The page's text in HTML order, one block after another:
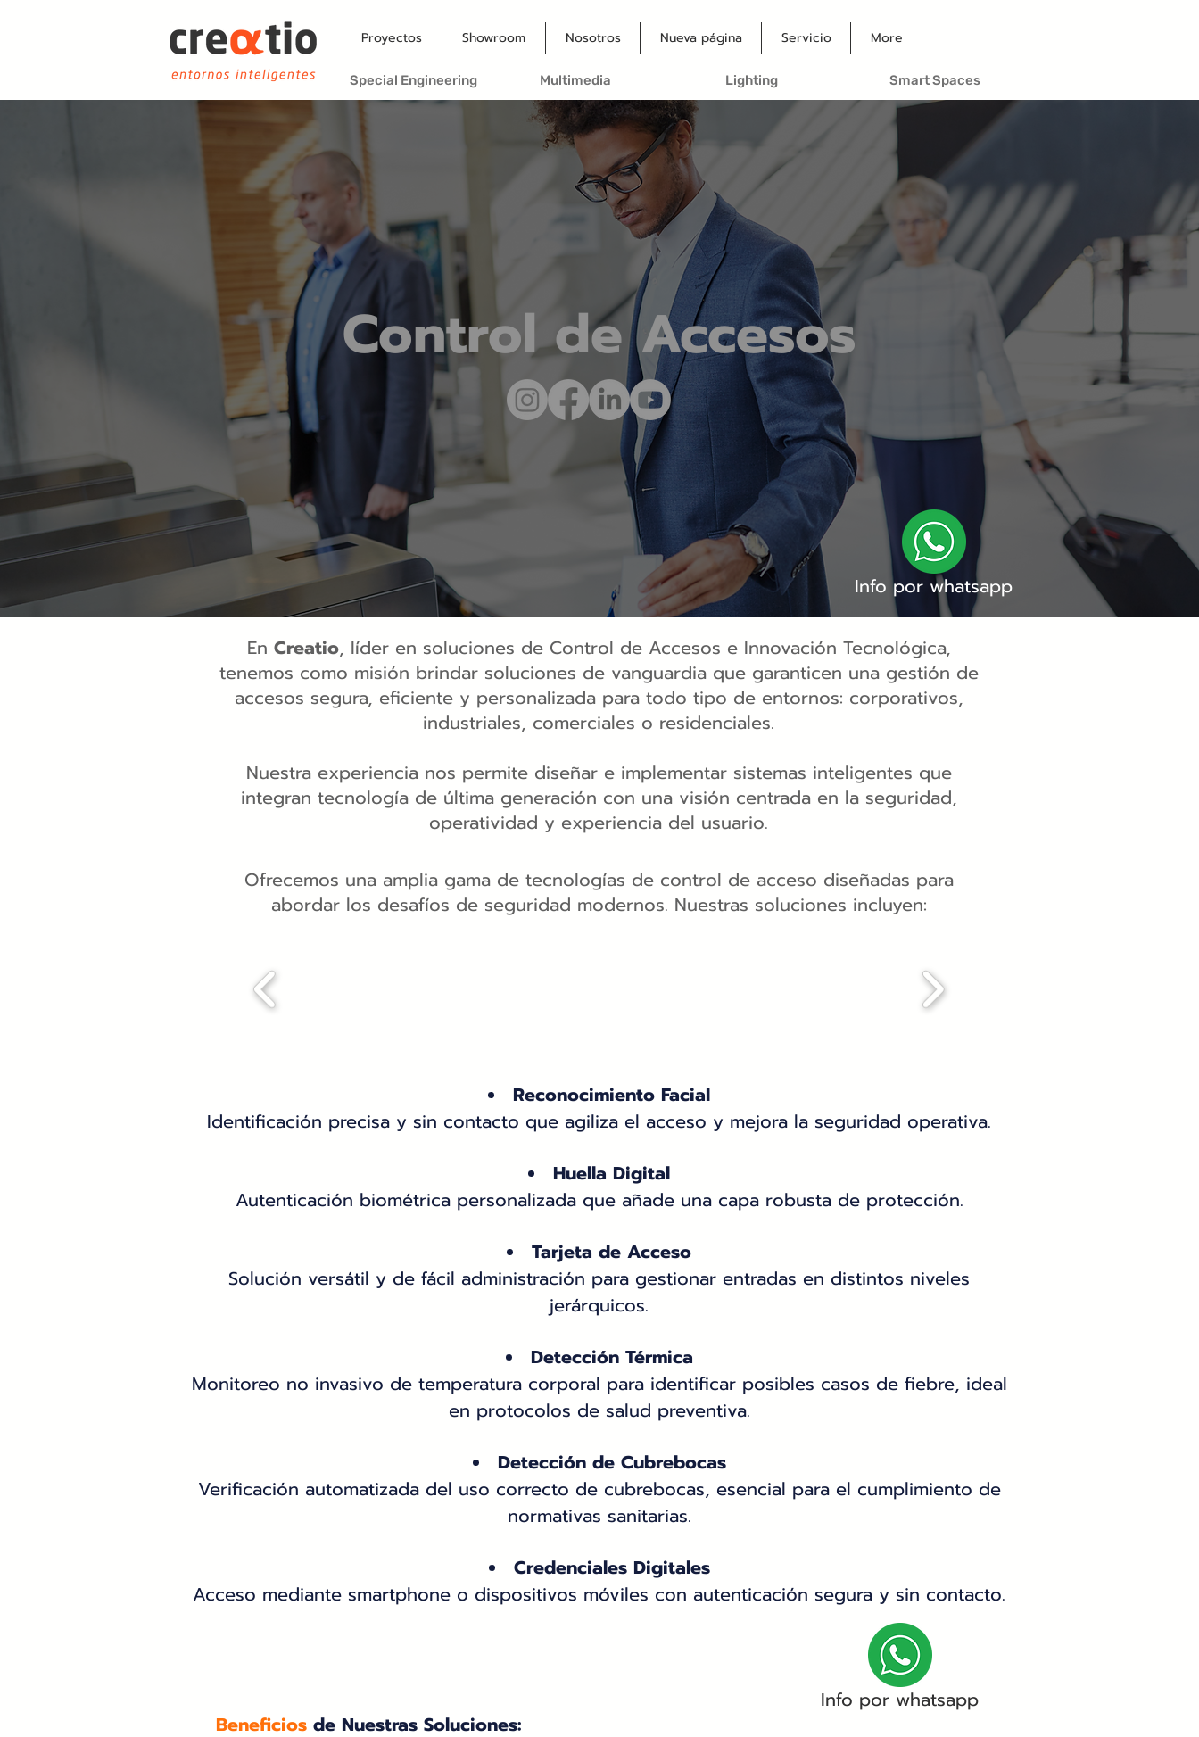
Proyectos Showroom Nosotros Nueva página Servicio More
Special Engineering Multimedia Lighting Smart Spaces
Control de Accesos
Info por whatsapp
En Creatio, líder en soluciones de Control de Accesos e Innovación Tecnológica,
tenemos como misión brindar soluciones de vanguardia que garanticen una gestión de
accesos segura, eficiente y personalizada para todo tipo de entornos: corporativos,
industriales, comerciales o residenciales.
Nuestra experiencia nos permite diseñar e implementar sistemas inteligentes que
integran tecnología de última generación con una visión centrada en la seguridad,
operatividad y experiencia del usuario.
Ofrecemos una amplia gama de tecnologías de control de acceso diseñadas para
abordar los desafíos de seguridad modernos. Nuestras soluciones incluyen:
Reconocimiento Facial
Identificación precisa y sin contacto que agiliza el acceso y mejora la seguridad operativa.
Huella Digital
Autenticación biométrica personalizada que añade una capa robusta de protección.
Tarjeta de Acceso
Solución versátil y de fácil administración para gestionar entradas en distintos niveles
jerárquicos.
Detección Térmica
Monitoreo no invasivo de temperatura corporal para identificar posibles casos de fiebre, ideal
en protocolos de salud preventiva.
Detección de Cubrebocas
Verificación automatizada del uso correcto de cubrebocas, esencial para el cumplimiento de
normativas sanitarias.
Credenciales Digitales
Acceso mediante smartphone o dispositivos móviles con autenticación segura y sin contacto.
Info por whatsapp
Beneficios de Nuestras Soluciones: